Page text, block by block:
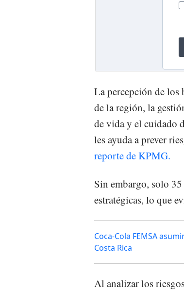
La percepción de los
de la región, la
de vida y el cuidado
les ayuda a prever
reporte de KPMG.
Sin embargo, solo
estratégicas, lo que
Coca-Cola FEMSA
Costa Rica
Al analizar los